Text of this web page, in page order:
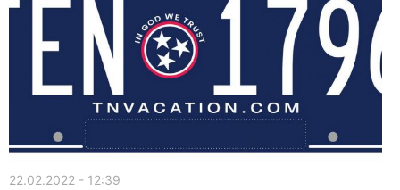
22.02.2022 - 12:39